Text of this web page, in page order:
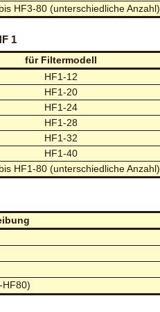
HF3-80 (unterschiedliche Anzahl)
1
für Filtermodell
HF1-12
HF1-20
HF1-24
HF1-28
HF1-32
HF1-40
HF1-80 (unterschiedliche Anzahl)
HF80)